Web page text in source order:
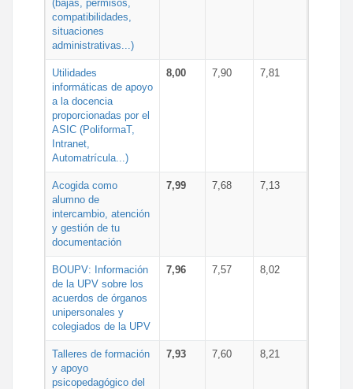
(bajas, permisos,
compatibilidades,
situaciones
administrativas...)
Utilidades
informáticas de apoyo
a la docencia
proporcionadas por el
ASIC (PoliformaT,
Intranet,
Automatrícula...)
8,00 7,90 7,81
Acogida como
alumno de
intercambio, atención
y gestión de tu
documentación
7,99 7,68 7,13
BOUPV: Información
de la UPV sobre los
acuerdos de órganos
unipersonales y
colegiados de la UPV
7,96 7,57 8,02
Talleres de formación
y apoyo
psicopedagógico del
7,93 7,60 8,21